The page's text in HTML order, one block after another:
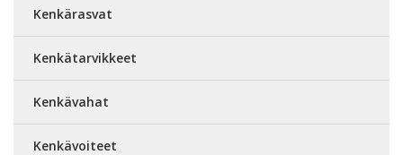
Kenkärasvat
Kenkätarvikkeet
Kenkävahat
Kenkävoiteet